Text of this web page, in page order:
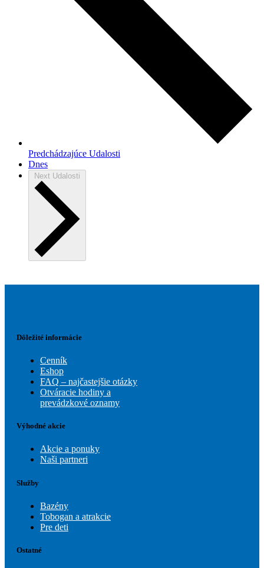
Predchádzajúce Udalosti
Dnes
Next Udalosti
Dôležité informácie
Cenník
Eshop
FAQ – najčastejšie otázky
Otváracie hodiny a
prevádzkové oznamy
Výhodné akcie
Akcie a ponuky
Naši partneri
Služby
Bazény
Tobogan a atrakcie
Pre deti
Ostatné